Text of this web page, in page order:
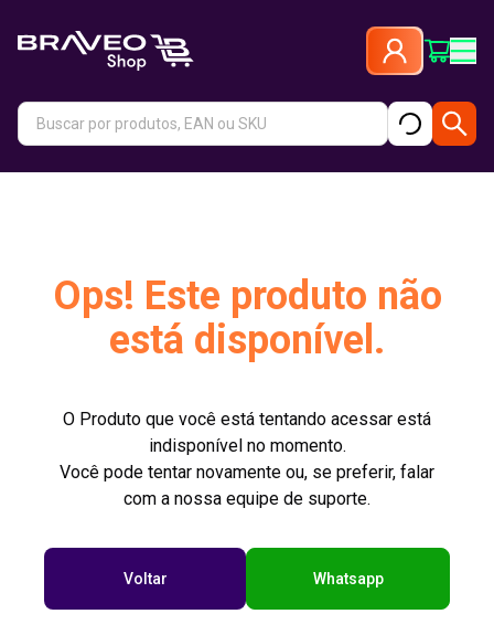
Ops! Este produto não
está disponível.
O Produto que você está tentando acessar está
indisponível no momento.
Você pode tentar novamente ou, se preferir, falar
com a nossa equipe de suporte.
Voltar Whatsapp